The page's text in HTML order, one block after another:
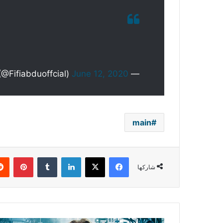
— Fifi Abdou (@Fifiabduoffcial)
June 12, 2020
main
شاركها
فيسبوك ‫X لينكدإن